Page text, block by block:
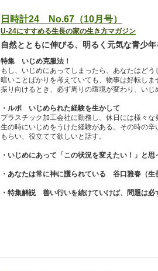
日時計24 No.67（10月号）
U-24にすすめる生長の家の生き方マガジン
自然とともに伸びる、明るく元気な青少
特集 いじめ克服法！
もし、いじめにあってしまったら、あなたはど
暗いことばかりを考えていても、物事は好転し
振り向けるとき、必ず周りの環境が変わり、いじ
・ルポ いじめられた経験を生かして
プラスチック加工会社に勤務し、休日には様々
生の時にいじめをうけた経験がある。その時の
もらい、役立てて欲しいと話す。
・いじめにあって「この状況を変えたい！」と
・あなたは常に神に護られている 谷口雅春（生
・特集解説 善い行いを続けていけば、問題は必